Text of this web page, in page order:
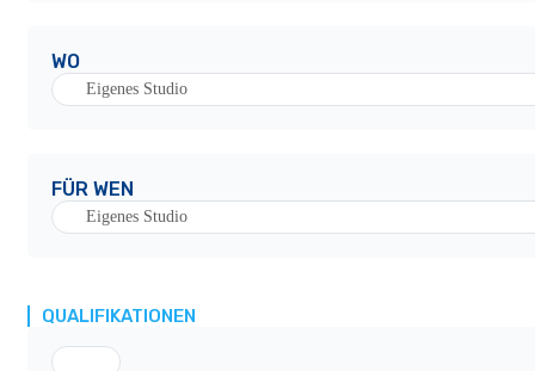
WO
Eigenes Studio
FÜR WEN
Eigenes Studio
QUALIFIKATIONEN